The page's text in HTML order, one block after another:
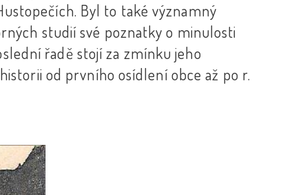
Byl to také významný
studií své poznatky o minulosti
řadě stojí za zmínku jeho
od prvního osídlení obce až po r.